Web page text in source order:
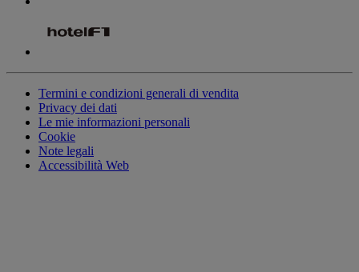
Termini e condizioni generali di vendita
Privacy dei dati
Le mie informazioni personali
Cookie
Note legali
Accessibilità Web